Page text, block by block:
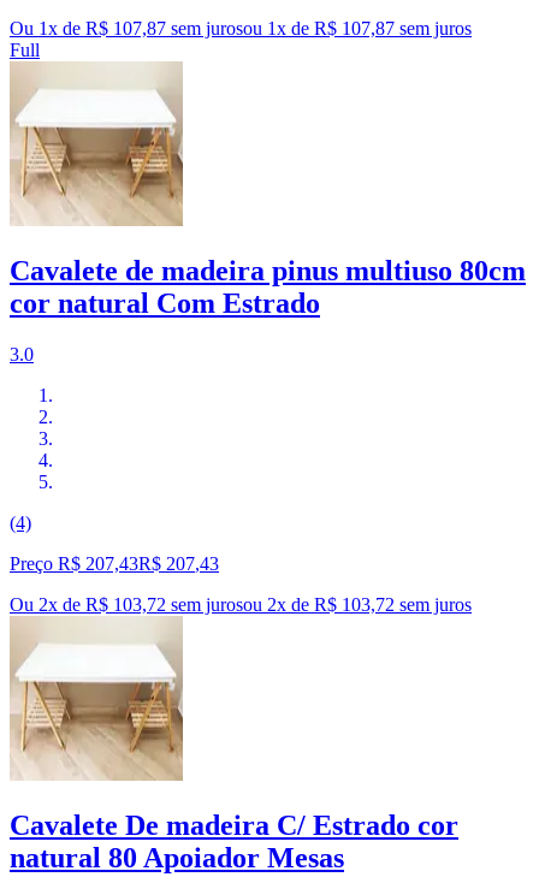
Ou 1x de R$ 107,87 sem jurosou 1x de R$ 107,87 sem juros
Full
Cavalete de madeira pinus multiuso 80cm
cor natural Com Estrado
3.0
(4)
Preço R$ 207,43R$ 207,43
Ou 2x de R$ 103,72 sem jurosou 2x de R$ 103,72 sem juros
Cavalete De madeira C/ Estrado cor
natural 80 Apoiador Mesas